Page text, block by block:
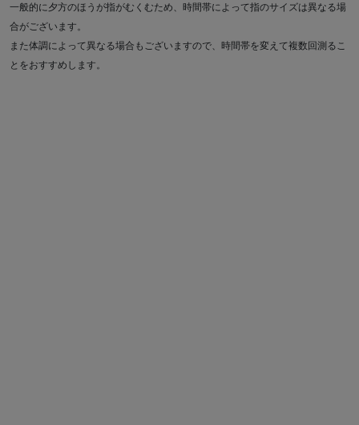
一般的に夕方のほうが指がむくむため、時間帯によって指のサイズは異なる場
合がございます。
また体調によって異なる場合もございますので、時間帯を変えて複数回測るこ
とをおすすめします。